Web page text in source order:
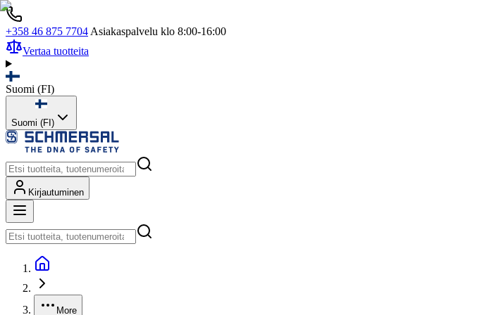
+358 46 875 7704 Asiakaspalvelu klo 8:00-16:00
Vertaa tuotteita
Suomi (FI)
Suomi (FI)
Kirjautuminen
More